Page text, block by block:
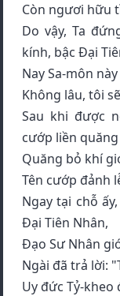
Còn ngươi hữu
Do vậy, Ta
kính, bậc Ðại
Nay Sa-môn
Không lâu, tôi
Sau khi được
cướp liền
Quăng bỏ khí
Tên cướp đảnh
Ngay tại chỗ
Ðại Tiên Nhân,
Ðạo Sư Nhân
Ngài đã trả lời:
Uy đức Tỷ-kheo